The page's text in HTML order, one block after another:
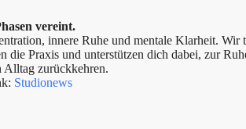
vereint.
innere Ruhe und mentale Klarheit. Wir
Praxis und unterstützen dich dabei, zur
Alltag zurückkehren.
Studionews